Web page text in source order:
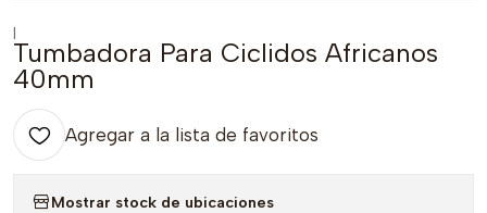
|
Tumbadora Para Ciclidos Africanos
40mm
Agregar a la lista de favoritos
Mostrar stock de ubicaciones